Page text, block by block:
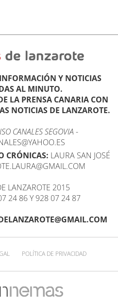
Y NOTICIAS
AL MINUTO.
LA PRENSA CANARIA CON
NOTICIAS DE LANZAROTE.
CANALES SEGOVIA -
CRÓNICAS: LAURA SAN JOSÉ
LANZAROTE 2015
24 86 Y 928 07 24 87
POLÍTICA DE PRIVACIDAD